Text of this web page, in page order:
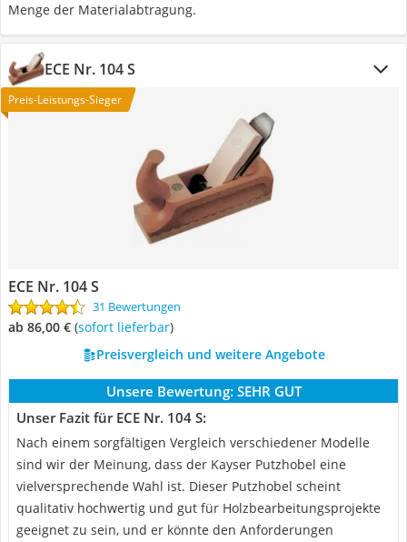
Menge der Materialabtragung.
ECE Nr. 104 S
Preis-Leistungs-Sieger
ECE Nr. 104 S
31 Bewertungen
ab 86,00 € ( Sofort lieferbar)
Preisvergleich und weitere Angebote
Unsere Bewertung: SEHR GUT
Unser Fazit für ECE Nr. 104 S:
Nach einem sorgfältigen Vergleich verschiedener Modelle
sind wir der Meinung, dass der Kayser Putzhobel eine
vielversprechende Wahl ist. Dieser Putzhobel scheint
qualitativ hochwertig und gut für Holzbearbeitungsprojekte
geeignet zu sein, und er könnte den Anforderungen